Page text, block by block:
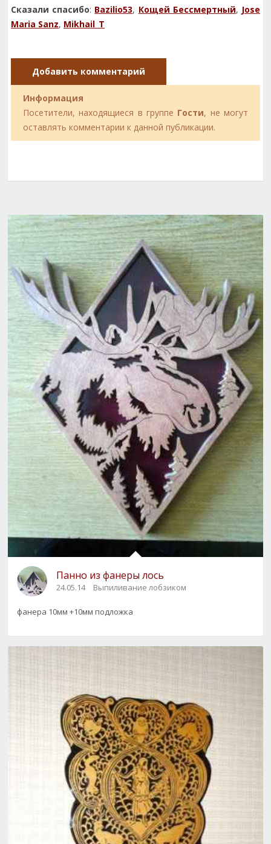
Сказали спасибо: Bazilio53, Кощей Бессмертный, Jose
Maria Sanz, Mikhail_T
Добавить комментарий
Информация
Посетители, находящиеся в группе Гости, не могут
оставлять комментарии к данной публикации.
Панно из фанеры лось
24.05.14 Выпиливание лобзиком
фанера 10мм +10мм подложка